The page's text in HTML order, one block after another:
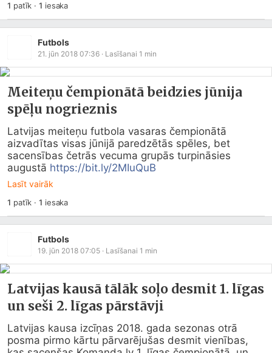
1 patīk ·1 iesaka
Futbols
21. jūn 2018 07:36 · Lasīšanai 1 min
Meiteņu čempionātā beidzies jūnija
spēļu nogrieznis
Latvijas meiteņu futbola vasaras čempionātā
aizvadītas visas jūnijā paredzētās spēles, bet
sacensības četrās vecuma grupās turpināsies
augustā https://bit.ly/2MIuQuB
Lasīt vairāk
1 patīk ·1 iesaka
Futbols
19. jūn 2018 07:05 · Lasīšanai 1 min
Latvijas kausā tālāk soļo desmit 1. līgas
un seši 2. līgas pārstāvji
Latvijas kausa izcīņas 2018. gada sezonas otrā
posma pirmo kārtu pārvarējušas desmit vienības,